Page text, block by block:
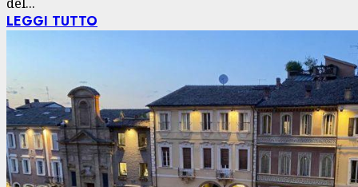
LEGGI TUTTO